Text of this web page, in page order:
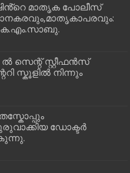
മാതൃക പോലീസ്
ൽ സെന്റ് സ്റ്റീഫൻസ്
സ്കൂളിൽ നിന്നും
ഡോക്ടർ